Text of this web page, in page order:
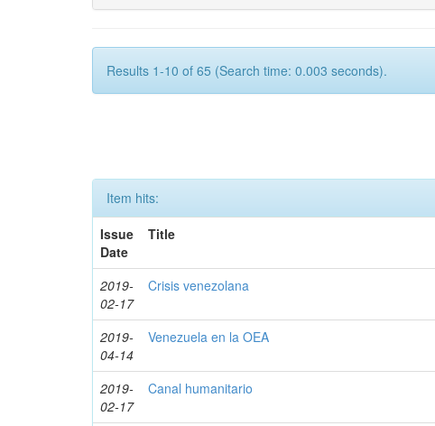
Results 1-10 of 65 (Search time: 0.003 seconds).
Item hits:
Issue
Date
Title
2019-
02-17
Crisis venezolana
2019-
04-14
Venezuela en la OEA
2019-
02-17
Canal humanitario